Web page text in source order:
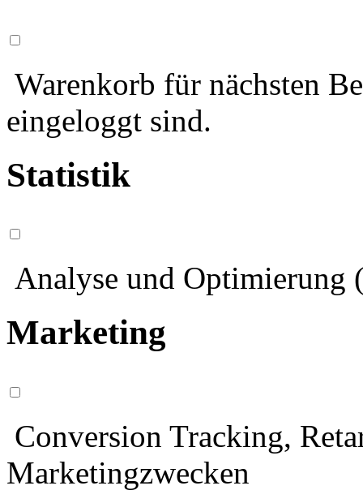
Warenkorb für nächsten
eingeloggt sind.
Statistik
Analyse und Optimierung
Marketing
Conversion Tracking,
Marketingzwecken